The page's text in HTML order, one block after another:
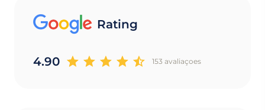
Rating
4.90 153 avaliaçoes